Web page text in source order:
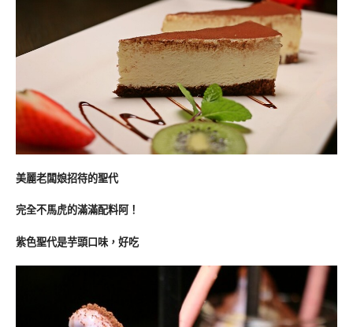
美麗老闆娘招待的聖代
完全不馬虎的滿滿配料阿！
紫色聖代是芋頭口味，好吃